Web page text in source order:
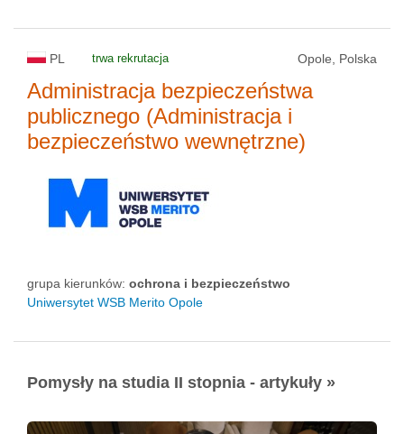
PL trwa rekrutacja Opole, Polska
Administracja bezpieczeństwa
publicznego (Administracja i
bezpieczeństwo wewnętrzne)
grupa kierunków: ochrona i bezpieczeństwo
Uniwersytet WSB Merito Opole
Pomysły na studia II stopnia - artykuły »